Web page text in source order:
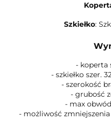
Szkiełko:
- koperta
- szkiełko szer.
- szerokość
- grubość
- max
- możliwość